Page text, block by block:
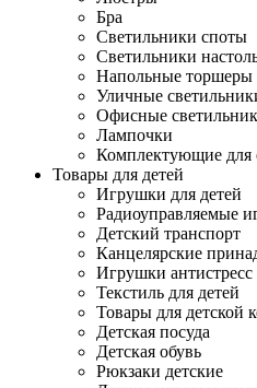
Бра
Светильники споты
Светильники
Напольные торшеры
Уличные
Офисные
Лампочки
Комплектующие для
Товары для детей
Игрушки для детей
Радиоуправляемые
Детский транспорт
Канцелярские
Игрушки антистресс
Текстиль для детей
Товары для детской
Детская посуда
Детская обувь
Рюкзаки детские